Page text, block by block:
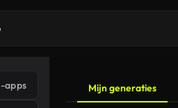
apps Mijn generaties